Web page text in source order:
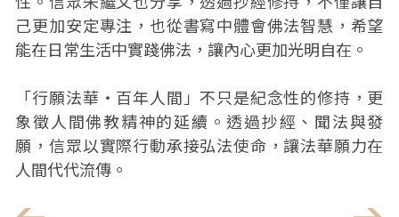
己更加安定專注，也從書寫中體會佛法智慧，希望
能在日常生活中實踐佛法，讓內心更加光明自在。
「行願法華・百年人間」不只是紀念性的修持，更
象徵人間佛教精神的延續。透過抄經、聞法與發
願，信眾以實際行動承接弘法使命，讓法華願力在
人間代代流傳。